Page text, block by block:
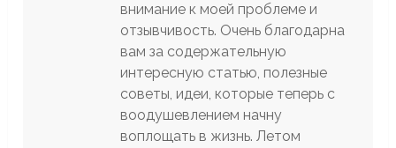
внимание к моей проблеме и
отзывчивость. Очень благодарна
вам за содержательную
интересную статью, полезные
советы, идеи, которые теперь с
воодушевлением начну
воплощать в жизнь. Летом